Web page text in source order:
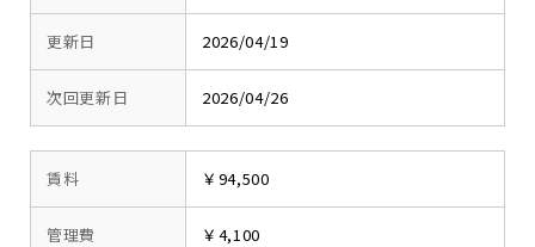
更新日 2026/04/19
次回更新日 2026/04/26
賃料 ￥94,500
管理費 ￥4,100